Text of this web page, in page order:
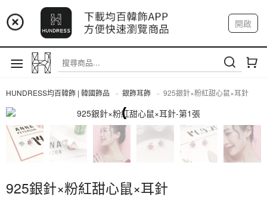
📢 市集預告：9/4-9/6 淡水捷運站
📢 市集預告：9/12-9/13 八里海巡基地
📢 市集預告：8/22-8/23 桃園青埔置地廣場
開啟
註冊 我的帳戶
HUNDRESS均百韓飾 | 韓國飾品 銀飾耳飾 925銀針×粉紅甜心鼠×耳針
全部商品
925銀針×粉紅甜心鼠×耳針